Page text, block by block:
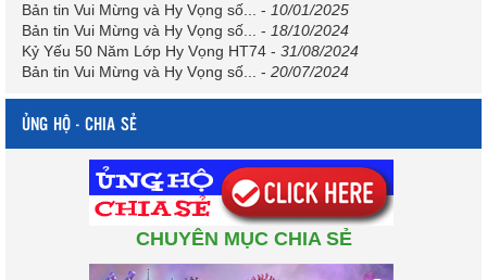
Bản tin Vui Mừng và Hy Vọng số...
- 10/01/2025
Bản tin Vui Mừng và Hy Vọng số...
- 18/10/2024
Kỷ Yếu 50 Năm Lớp Hy Vọng HT74 - 31/08/2024
Bản tin Vui Mừng và Hy Vọng số...
- 20/07/2024
ỦNG HỘ - CHIA SẺ
CHUYÊN MỤC CHIA SẺ